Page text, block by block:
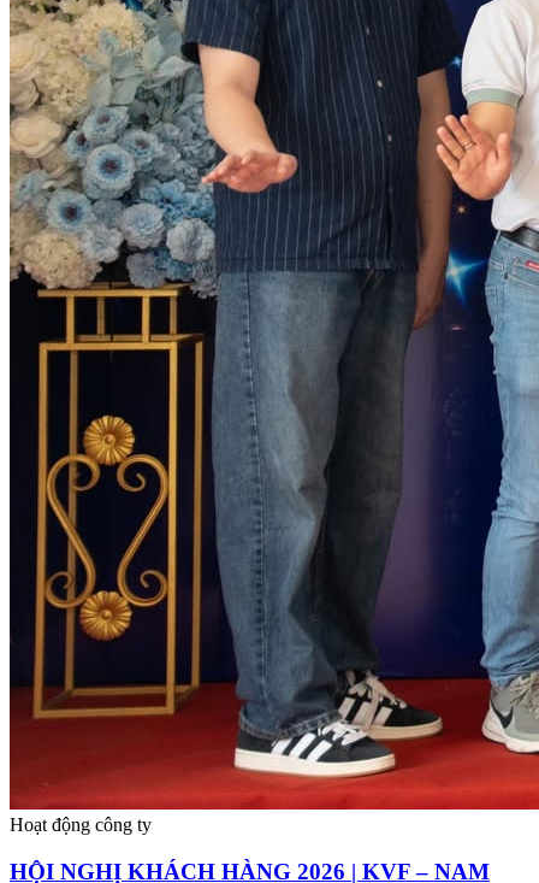
Hoạt động công ty
HỘI NGHỊ KHÁCH HÀNG 2026 | KVF – NAM